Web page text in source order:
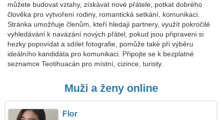
můžete budovat vztahy, získávat nové přátele, potkat dobrého
člověka pro vytvoření rodiny, romantická setkání, komunikaci.
Stránka umožňuje členům, kteří hledají partnery, využít pokročilé
vyhledávání k navázání nových přátel, pokud jsou připraveni si
hezky popovídat a sdílet fotografie, pomůže také při výběru
ideálního kandidáta pro komunikaci. Připojte se k bezplatné
seznamce Teotihuacán pro místní, cizince, turisty.
Muži a ženy online
Flor